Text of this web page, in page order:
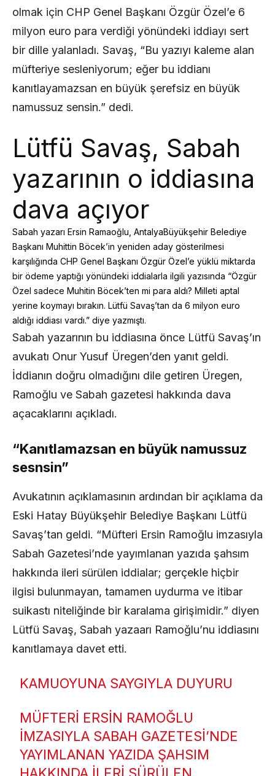
olmak için CHP Genel Başkanı Özgür Özel’e 6
milyon euro para verdiği yönündeki iddiayı sert
bir dille yalanladı. Savaş, “Bu yazıyı kaleme alan
müfteriye sesleniyorum; eğer bu iddianı
kanıtlayamazsan en büyük şerefsiz en büyük
namussuz sensin.” dedi.
Lütfü Savaş, Sabah
yazarının o iddiasına
dava açıyor
Sabah yazarı Ersin Ramaoğlu, AntalyaBüyükşehir Belediye
Başkanı Muhittin Böcek’in yeniden aday gösterilmesi
karşılığında CHP Genel Başkanı Özgür Özel’e yüklü miktarda
bir ödeme yaptığı yönündeki iddialarla ilgili yazısında “Özgür
Özel sadece Muhitin Böcek’ten mi para aldı? Milleti aptal
yerine koymayı bırakın. Lütfü Savaş’tan da 6 milyon euro
aldığı iddiası vardı.” diye yazmıştı.
Sabah yazarının bu iddiasına önce Lütfü Savaş’ın
avukatı Onur Yusuf Üregen’den yanıt geldi.
İddianın doğru olmadığını dile getiren Üregen,
Ramoğlu ve Sabah gazetesi hakkında dava
açacaklarını açıkladı.
“Kanıtlamazsan en büyük namussuz
sesnsin”
Avukatının açıklamasının ardından bir açıklama da
Eski Hatay Büyükşehir Belediye Başkanı Lütfü
Savaş’tan geldi. “Müfteri Ersin Ramoğlu imzasıyla
Sabah Gazetesi’nde yayımlanan yazıda şahsım
hakkında ileri sürülen iddialar; gerçekle hiçbir
ilgisi bulunmayan, tamamen uydurma ve itibar
suikastı niteliğinde bir karalama girişimidir.” diyen
Lütfü Savaş, Sabah yazaarı Ramoğlu’nu iddiasını
kanıtlamaya davet etti.
KAMUOYUNA SAYGIYLA DUYURU
MÜFTERI ERSIN RAMOĞLU
IMZASIYLA SABAH GAZETESI’NDE
YAYIMLANAN YAZIDA ŞAHSIM
HAKKINDA ILERI SÜRÜLEN